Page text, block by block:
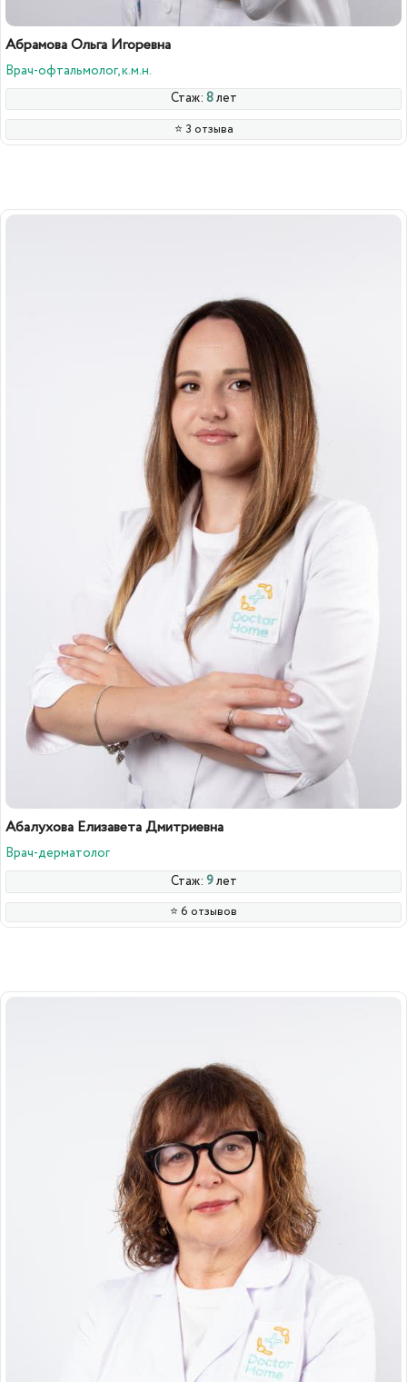
Абрамова Ольга Игоревна
Врач-офтальмолог, к.м.н.
Стаж: 8лет
⭐️ 3 отзыва
Абалухова Елизавета Дмитриевна
Врач-дерматолог
Стаж: 9лет
⭐️ 6 отзывов